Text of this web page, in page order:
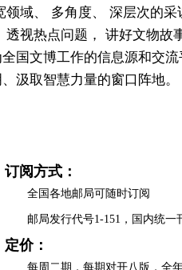
领域、 多角度、 深层次的
透视热点问题， 讲好文物故
国文博工作的信息源和交
汲取智慧力量的窗口阵地。
订阅方式：
全国各地邮局可随时订阅
邮局发行代号1-151，国内统一
定价：
每周二期，每期对开八版，全年